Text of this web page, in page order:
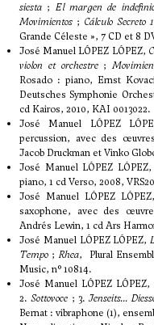
siesta ; El margen de
Movimientos ; Cálculo Secreto
Grande Céleste », 7 CD et 8
José Manuel LÓPEZ LÓPEZ,
violon et orchestre;
Rosado : piano, Ernst
Deutsches Symphonie
cd Kairos, 2010, KAI 0013022.
José Manuel LÓPEZ
percussion, avec des
Jacob Druckman et Vinko
José Manuel LÓPEZ
piano, 1 cd Verso, 2008,
José Manuel LÓPEZ LÓPEZ,
saxophone, avec des
Andrés Lewin, 1 cd Ars
José Manuel LÓPEZ LÓPEZ,
Tempo ; Rhea, Plural
Music, n° 10814.
José Manuel LÓPEZ
2.Sottovoce ; 3. Jenseits...
Bernat : vibraphone (1),